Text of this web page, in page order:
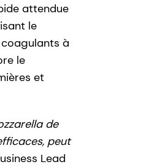
attendue
le
à
le
et
de
peut
Lead